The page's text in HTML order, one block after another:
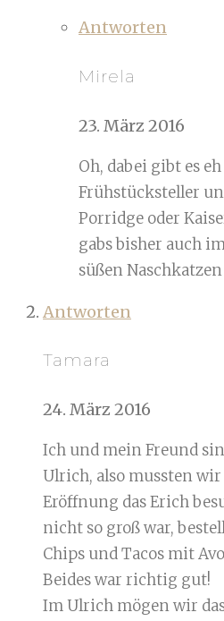
Antworten
Mirela
23. März 2016
Oh, dabei gibt es
Frühstücksteller
Porridge oder
gabs bisher auch
süßen Naschkatzen
Antworten
Tamara
24. März 2016
Ich und mein Freund
Ulrich, also mussten
Eröffnung das Erich
nicht so groß war,
Chips und Tacos mit
Beides war richtig gut!
Im Ulrich mögen wir